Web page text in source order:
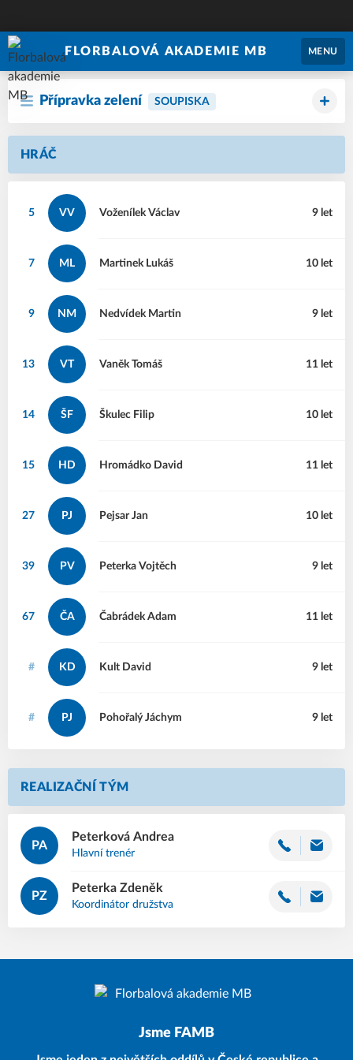
FLORBALOVÁ AKADEMIE MB MENU
Přípravka zelení SOUPISKA
REALIZAČNÍ TÝM
PA
Andrea
Peterková
Hlavní trenér
PZ
Zdeněk
Peterka
Koordinátor družstva
HRÁČ
5 VV Václav
Voženílek 9 let
7 ML Lukáš
Martinek 10 let
9 NM Martin
Nedvídek 9 let
13 VT Tomáš
Vaněk 11 let
14 ŠF Filip
Škulec 10 let
15 HD David
Hromádko 11 let
27 PJ Jan
Pejsar 10 let
39 PV Vojtěch
Peterka 9 let
67 ČA Adam
Čabrádek 11 let
# KD David
Kult 9 let
# PJ Jáchym
Pohořalý 9 let
Jsme FAMB